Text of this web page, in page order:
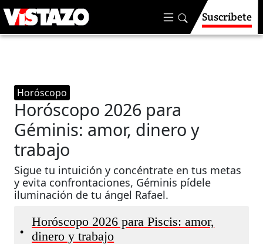
Suscríbete
Horóscopo
Horóscopo 2026 para
Géminis: amor, dinero y
trabajo
Sigue tu intuición y concéntrate en tus metas
y evita confrontaciones, Géminis pídele
iluminación de tu ángel Rafael.
•
Horóscopo 2026 para Piscis: amor,
dinero y trabajo